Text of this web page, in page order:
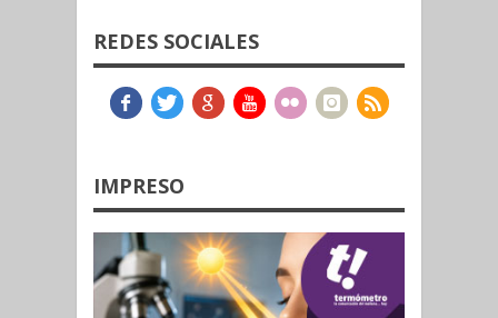
REDES SOCIALES
IMPRESO